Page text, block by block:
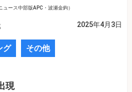
ュース中部版APC・波瀬金鉤）
2025年4月3日
グ その他
現